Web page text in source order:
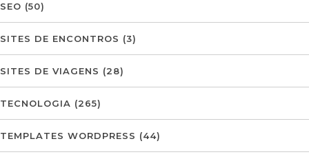
SEO (50)
SITES DE ENCONTROS (3)
SITES DE VIAGENS (28)
TECNOLOGIA (265)
TEMPLATES WORDPRESS (44)